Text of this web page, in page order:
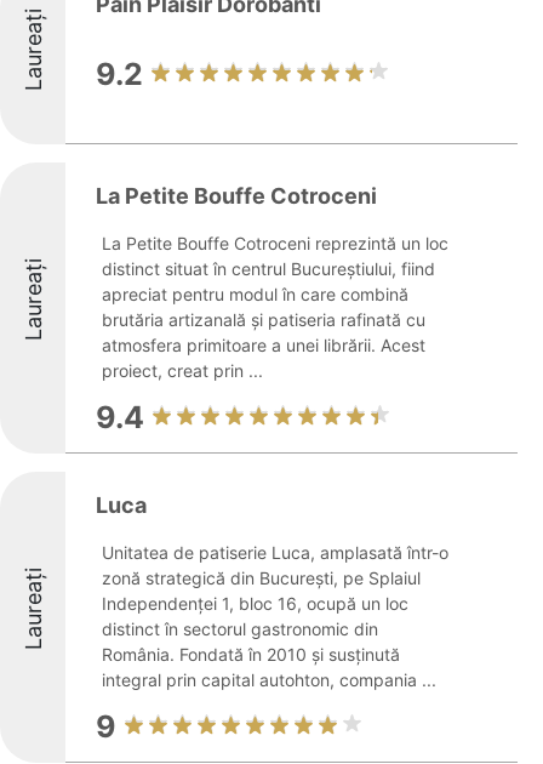
Laureați 9.2
Laureați
La Petite Bouffe Cotroceni
La Petite Bouffe Cotroceni reprezintă un loc
distinct situat în centrul Bucureștiului, fiind
apreciat pentru modul în care combină
brutăria artizanală și patiseria rafinată cu
atmosfera primitoare a unei librării. Acest
proiect, creat prin ...
9.4
Laureați
Luca
Unitatea de patiserie Luca, amplasată într-o
zonă strategică din București, pe Splaiul
Independenței 1, bloc 16, ocupă un loc
distinct în sectorul gastronomic din
România. Fondată în 2010 și susținută
integral prin capital autohton, compania ...
9